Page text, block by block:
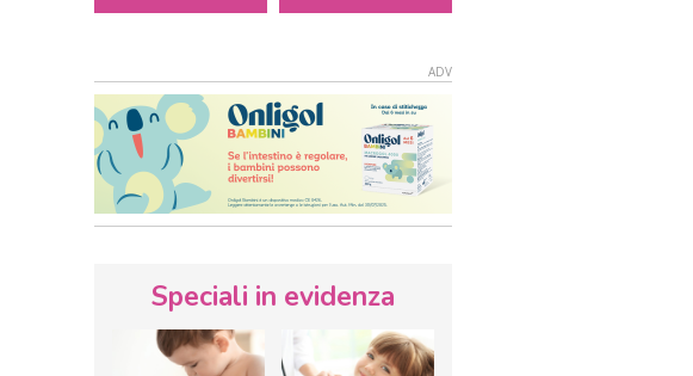
Speciali in evidenza